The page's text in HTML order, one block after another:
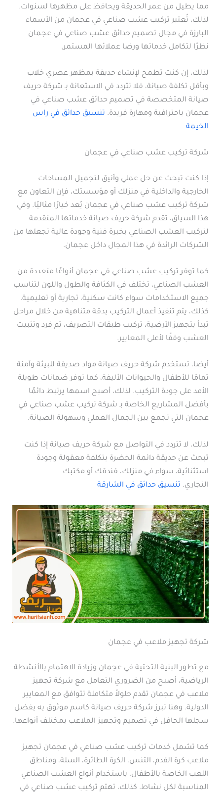
مما يطيل من عمر الحديقة ويحافظ على مظهرها لسنوات.
لذلك، تُعتبر تركيب عشب صناعي في عجمان من الأسماء
البارزة في مجال تصميم حدائق عشب صناعي في عجمان
نظرًا لتكامل خدماتها ورضا عملائها المستمر.
لذلك، إن كنت تطمح لإنشاء حديقة بمظهر عصري خلاب
وبأقل تكلفة صيانة، فلا تتردد في الاستعانة بـ شركة حريف
صيانة المتخصصة في تصميم حدائق عشب صناعي في
عجمان باحترافية ومهارة فريدة. تنسيق حدائق في راس
الخيمة
شركة تركيب عشب صناعي في عجمان
إذا كنت تبحث عن حل عملي وأنيق لتجميل المساحات
الخارجية والداخلية في منزلك أو مؤسستك، فإن التعاون مع
شركة تركيب عشب صناعي في عجمان يُعد خيارًا مثاليًا. وفي
هذا السياق، تقدم شركة حريف صيانة خدماتها المتقدمة
لتركيب العشب الصناعي بخبرة فنية وجودة عالية تجعلها من
الشركات الرائدة في هذا المجال داخل عجمان.
كما توفر تركيب عشب صناعي في عجمان أنواعًا متعددة من
العشب الصناعي، تختلف في الكثافة والطول واللون لتناسب
جميع الاستخدامات سواء كانت سكنية، تجارية أو تعليمية.
كذلك، يتم تنفيذ أعمال التركيب بدقة متناهية من خلال مراحل
تبدأ بتجهيز الأرضية، تركيب طبقات التصريف، ثم فرد وتثبيت
العشب وفقًا لأعلى المعايير.
أيضا، تستخدم شركة حريف صيانة مواد صديقة للبيئة وآمنة
تمامًا للأطفال والحيوانات الأليفة، كما توفر ضمانات طويلة
الأمد على جودة التركيب. لذلك، أصبح اسمها يرتبط دائمًا
بأفضل المشاريع الخاصة بـ شركة تركيب عشب صناعي في
عجمان التي تجمع بين الجمال العملي وسهولة الصيانة.
لذلك، لا تتردد في التواصل مع شركة حريف صيانة إذا كنت
تبحث عن حديقة دائمة الخضرة بتكلفة معقولة وجودة
استثنائية، سواء في منزلك، فندقك أو مكتبك
التجاري. تنسيق حدائق في الشارقة
شركة تجهيز ملاعب في عجمان
مع تطور البنية التحتية في عجمان وزيادة الاهتمام بالأنشطة
الرياضية، أصبح من الضروري التعامل مع شركة تجهيز
ملاعب في عجمان تقدم حلولاً متكاملة تتوافق مع المعايير
الدولية. وهنا تبرز شركة حريف صيانة كاسم موثوق به بفضل
سجلها الحافل في تصميم وتجهيز الملاعب بمختلف أنواعها.
كما تشمل خدمات تركيب عشب صناعي في عجمان تجهيز
ملاعب كرة القدم، التنس، الكرة الطائرة، السلة، ومناطق
اللعب الخاصة بالأطفال، باستخدام أنواع العشب الصناعي
المناسبة لكل نشاط. كذلك، تهتم تركيب عشب صناعي في